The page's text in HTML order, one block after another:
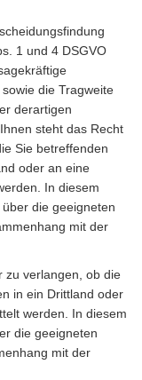
1 und 4 DSGVO
die Tragweite
derartigen
steht das Recht
Sie betreffenden
oder an eine
In diesem
die geeigneten
mit der
zu verlangen, ob die
in ein Drittland oder
werden. In diesem
die geeigneten
mit der